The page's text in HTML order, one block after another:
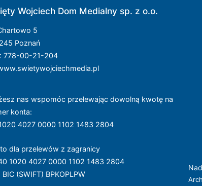
Wojciech Dom Medialny sp. z o.o.
5
Poznań
778-00-21-204
nas wspomóc przelewając dowolną kwotę na
konta:
4027 0000 1102 1483 2804
dla przelewów z zagranicy
1020 4027 0000 1102 1483 2804
(SWIFT) BPKOPLPW